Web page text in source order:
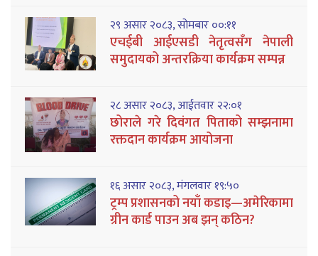
२९ असार २०८३, सोमबार ००:११
एचईबी आईएसडी नेतृत्वसँग नेपाली
समुदायको अन्तरक्रिया कार्यक्रम सम्पन्न
२८ असार २०८३, आईतवार २२:०१
छोराले गरे दिवंगत पिताको सम्झनामा
रक्तदान कार्यक्रम आयोजना
१६ असार २०८३, मंगलवार १९:५०
ट्रम्प प्रशासनको नयाँ कडाइ—अमेरिकामा
ग्रीन कार्ड पाउन अब झन् कठिन?